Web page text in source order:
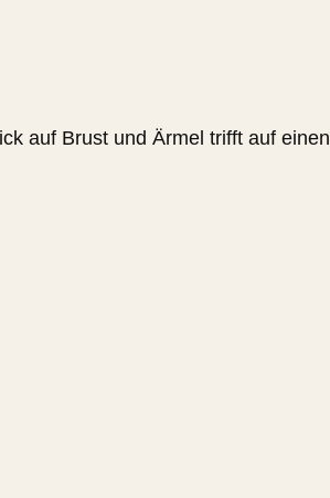
auf Brust und Ärmel trifft auf einen